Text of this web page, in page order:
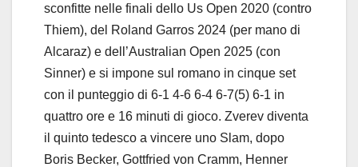
sconfitte nelle finali dello Us Open 2020 (contro
Thiem), del Roland Garros 2024 (per mano di
Alcaraz) e dell’Australian Open 2025 (con
Sinner) e si impone sul romano in cinque set
con il punteggio di 6-1 4-6 6-4 6-7(5) 6-1 in
quattro ore e 16 minuti di gioco. Zverev diventa
il quinto tedesco a vincere uno Slam, dopo
Boris Becker, Gottfried von Cramm, Henner